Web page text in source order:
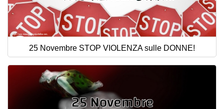
25 Novembre STOP VIOLENZA sulle DONNE!